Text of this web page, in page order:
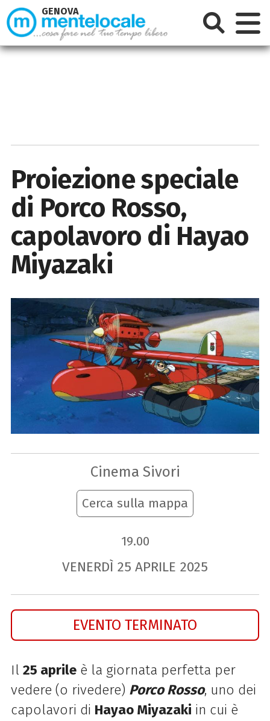
Proiezione speciale
di Porco Rosso,
capolavoro di Hayao
Miyazaki
Cinema Sivori
Cerca sulla mappa
19.00
VENERDÌ 25 APRILE 2025
EVENTO TERMINATO
Il 25 aprileè la giornata perfetta per
vedere (o rivedere) Porco Rosso, uno dei
capolavori di Hayao Miyazaki in cui è
GENOVA